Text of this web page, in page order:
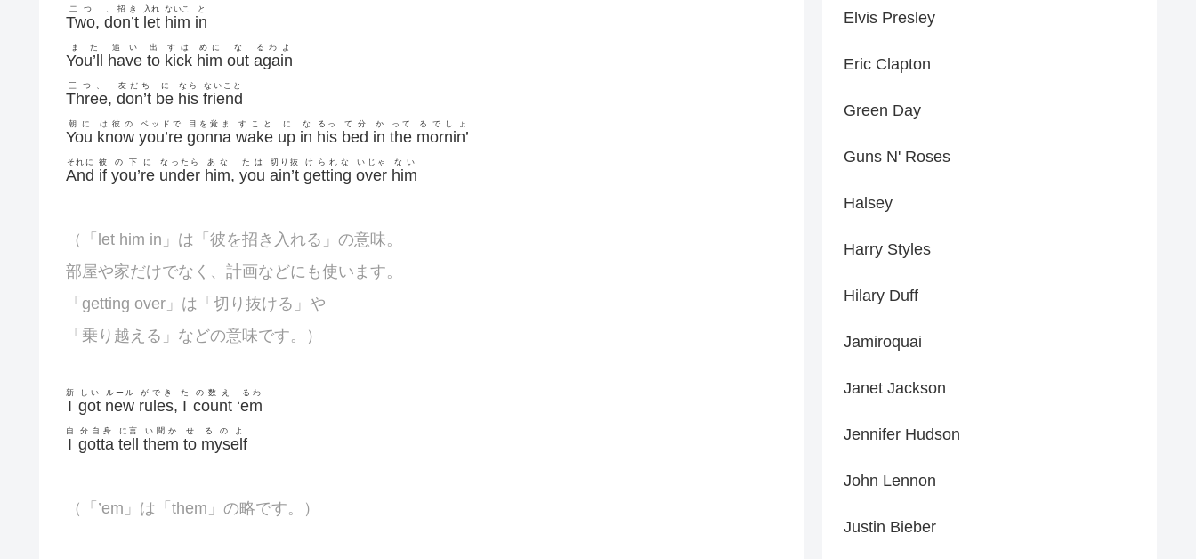
Two
二つ
, don’t
、招き
let
入れ
him
ないこ
in
と
You’ll
また
have
追い
to
出
kick
すは
him
めに
out
な
again
るわよ
Three
三つ、
, don’t
友だち
be
に
his
なら
friend
ないこと
You
朝に
know
は彼の
you’re
ベッドで
gonna
目を覚ま
wake
すこと
up
に
in
な
his
るっ
bed
て分
in
か
the
って
mornin’
るでしょ
And
それに
if
彼
you’re
の下に
under
なったら
him
あな
, you
たは
ain’t
切り抜
getting
けられな
over
いじゃ
him
ない
（「let him in」は「彼を招き入れる」の意味。
部屋や家だけでなく、計画などにも使います。
「getting over」は「切り抜ける」や
「乗り越える」などの意味です。）
I
新
got
しい
new
ルール
rules
ができ
, I
た
count
の数え
‘em
るわ
I
自
gotta
分自身
tell
に言
them
い聞か
to
せ
myself
るのよ
（「’em」は「them」の略です。）
Elvis Presley
Eric Clapton
Green Day
Guns N' Roses
Halsey
Harry Styles
Hilary Duff
Jamiroquai
Janet Jackson
Jennifer Hudson
John Lennon
Justin Bieber